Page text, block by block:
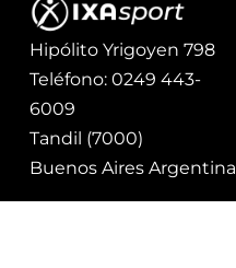
Hipólito Yrigoyen 798
Teléfono: 0249 443-
6009
Tandil (7000)
Buenos Aires Argentina